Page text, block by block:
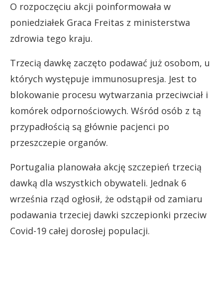
O rozpoczęciu akcji poinformowała w
poniedziałek Graca Freitas z ministerstwa
zdrowia tego kraju.
Trzecią dawkę zaczęto podawać już osobom, u
których występuje immunosupresja. Jest to
blokowanie procesu wytwarzania przeciwciał i
komórek odpornościowych. Wśród osób z tą
przypadłością są głównie pacjenci po
przeszczepie organów.
Portugalia planowała akcję szczepień trzecią
dawką dla wszystkich obywateli. Jednak 6
września rząd ogłosił, że odstąpił od zamiaru
podawania trzeciej dawki szczepionki przeciw
Covid-19 całej dorosłej populacji.